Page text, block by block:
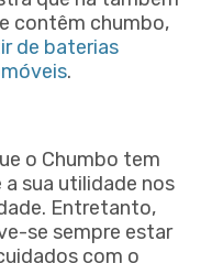
contêm chumbo,
de baterias
.
o Chumbo tem
sua utilidade nos
Entretanto,
se sempre estar
com o